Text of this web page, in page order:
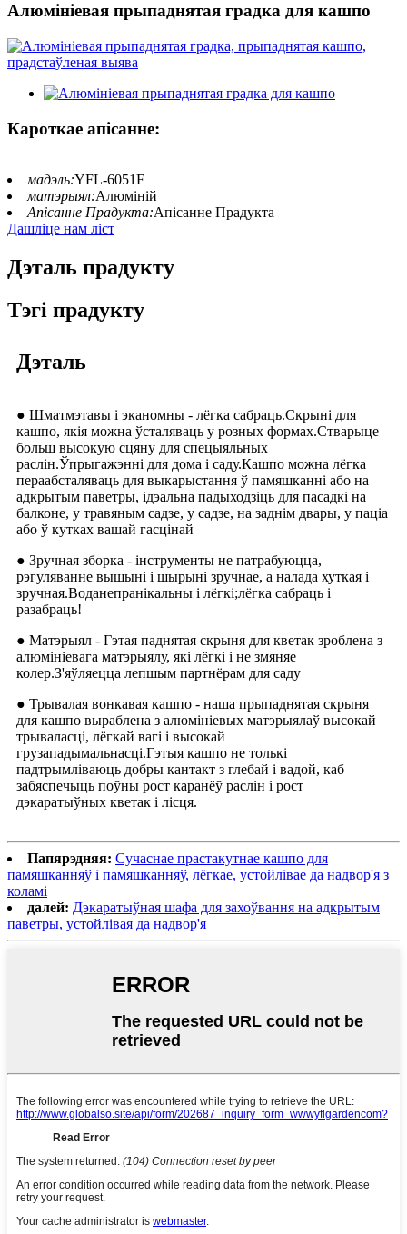
Алюмініевая прыпаднятая градка для кашпо
Кароткае апісанне:
мадэль:YFL-6051F
матэрыял:Алюміній
Апісанне Прадукта:Апісанне Прадукта
Дашліце нам ліст
Дэталь прадукту
Тэгі прадукту
Дэталь
● Шматмэтавы і эканомны - лёгка сабраць.Скрыні для
кашпо, якія можна ўсталяваць у розных формах.Стварыце
больш высокую сцяну для спецыяльных
раслін.Ўпрыгажэнні для дома і саду.Кашпо можна лёгка
пераабсталяваць для выкарыстання ў памяшканні або на
адкрытым паветры, ідэальна падыходзіць для пасадкі на
балконе, у травяным садзе, у садзе, на заднім двары, у паціа
або ў кутках вашай гасцінай
● Зручная зборка - інструменты не патрабуюцца,
рэгуляванне вышыні і шырыні зручнае, а налада хуткая і
зручная.Воданепранікальны і лёгкі;лёгка сабраць і
разабраць!
● Матэрыял - Гэтая паднятая скрыня для кветак зроблена з
алюмініевага матэрыялу, які лёгкі і не змяняе
колер.З'яўляецца лепшым партнёрам для саду
● Трывалая вонкавая кашпо - наша прыпаднятая скрыня
для кашпо выраблена з алюмініевых матэрыялаў высокай
трываласці, лёгкай вагі і высокай
грузападымальнасці.Гэтыя кашпо не толькі
падтрымліваюць добры кантакт з глебай і вадой, каб
забяспечыць поўны рост каранёў раслін і рост
дэкаратыўных кветак і лісця.
Папярэдняя: Сучаснае прастакутнае кашпо для
памяшканняў і памяшканняў, лёгкае, устойлівае да надвор'я з
коламі
далей: Дэкаратыўная шафа для захоўвання на адкрытым
паветры, устойлівая да надвор'я